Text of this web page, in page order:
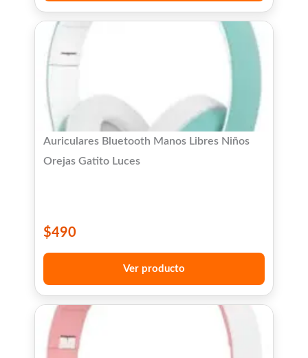
Auriculares Bluetooth Manos Libres Niños
Orejas Gatito Luces
$490
Ver producto